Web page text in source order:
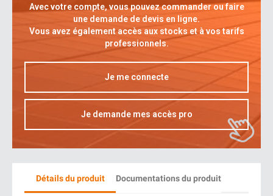
Avec votre compte, vous pouvez commander ou faire
une demande de devis en ligne.
Vous avez également accès aux stocks et à vos tarifs
professionnels.
Je me connecte
Je demande mes accès pro
Détails du produit Documentations du produit